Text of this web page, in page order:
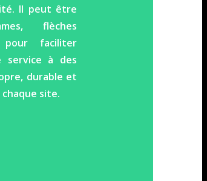
Il peut être
flèches
pour faciliter
service à des
durable et
site.